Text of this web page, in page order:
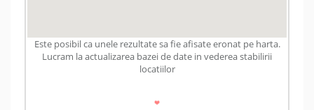
Este posibil ca unele rezultate sa fie afisate eronat pe harta.
Lucram la actualizarea bazei de date in vederea stabilirii
locatiilor